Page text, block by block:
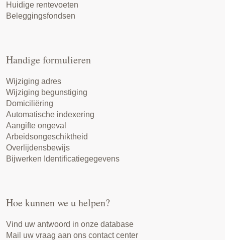
Huidige rentevoeten
Beleggingsfondsen
Handige formulieren
Wijziging adres
Wijziging begunstiging
Domiciliëring
Automatische indexering
Aangifte ongeval
Arbeidsongeschiktheid
Overlijdensbewijs
Bijwerken Identificatiegegevens
Hoe kunnen we u helpen?
Vind uw antwoord in onze database
Mail uw vraag aan ons contact center